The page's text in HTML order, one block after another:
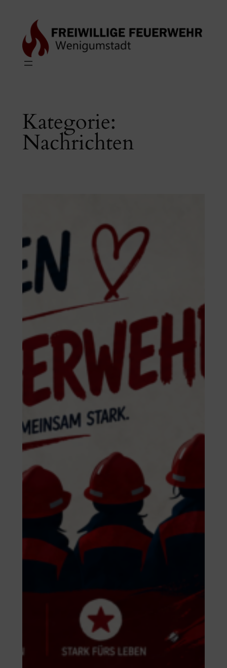
springen
Kategorie:
Nachrichten